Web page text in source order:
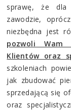
sprawę, że dla
zawodzie,
niezbędna jest
pozwoli Wam
Klientów oraz
szkoleniach
jak zbudować
sprzedającą się
oraz